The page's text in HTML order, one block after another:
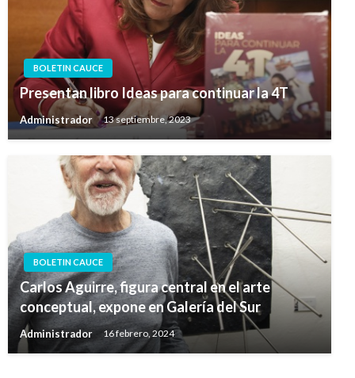
BOLETIN CAUCE
Presentan libro Ideas para continuar la 4T
Administrador 13 septiembre, 2023
BOLETIN CAUCE
Carlos Aguirre, figura central en el arte
conceptual, expone en Galería del Sur
Administrador 16 febrero, 2024